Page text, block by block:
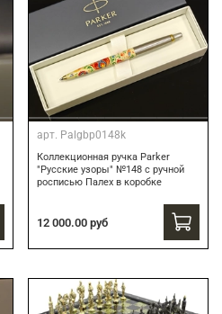
арт. Palgbp0148k
Коллекционная ручка Parker
"Русские узоры" №148 с ручной
росписью Палех в коробке
12 000.00 руб